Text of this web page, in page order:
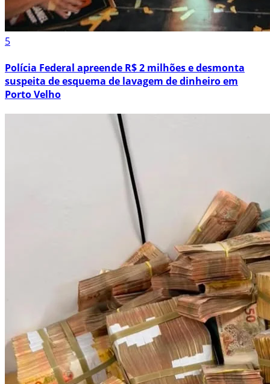
5
Polícia Federal apreende R$ 2 milhões e desmonta
suspeita de esquema de lavagem de dinheiro em
Porto Velho